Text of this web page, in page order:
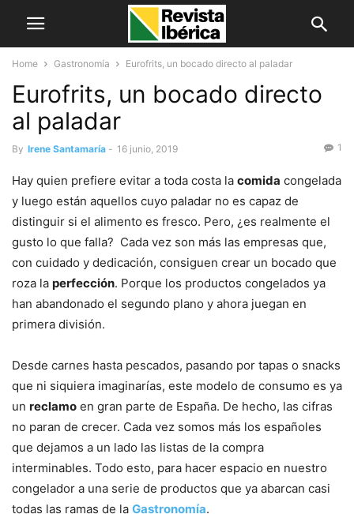
Home Gastronomía Eurofrits, un bocado directo al paladar
Eurofrits, un bocado directo
al paladar
By Irene Santamaría - 16 junio, 2019 1
Hay quien prefiere evitar a toda costa la comida congelada
y luego están aquellos cuyo paladar no es capaz de
distinguir si el alimento es fresco. Pero, ¿es realmente el
gusto lo que falla? Cada vez son más las empresas que,
con cuidado y dedicación, consiguen crear un bocado que
roza la perfección. Porque los productos congelados ya
han abandonado el segundo plano y ahora juegan en
primera división.
Desde carnes hasta pescados, pasando por tapas o snacks
que ni siquiera imaginarías, este modelo de consumo es ya
un reclamo en gran parte de España. De hecho, las cifras
no paran de crecer. Cada vez somos más los españoles
que dejamos a un lado las listas de la compra
interminables. Todo esto, para hacer espacio en nuestro
congelador a una serie de productos que ya abarcan casi
todas las ramas de la Gastronomía.